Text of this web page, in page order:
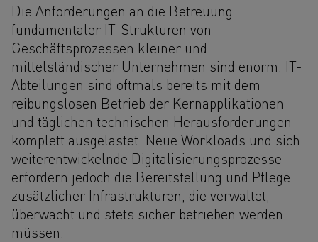
Die Anforderungen an die Betreuung
fundamentaler IT-Strukturen von
Geschäftsprozessen kleiner und
mittelständischer Unternehmen sind enorm. IT-
Abteilungen sind oftmals bereits mit dem
reibungslosen Betrieb der Kernapplikationen
und täglichen technischen Herausforderungen
komplett ausgelastet. Neue Workloads und sich
weiterentwickelnde Digitalisierungsprozesse
erfordern jedoch die Bereitstellung und Pflege
zusätzlicher Infrastrukturen, die verwaltet,
überwacht und stets sicher betrieben werden
müssen.